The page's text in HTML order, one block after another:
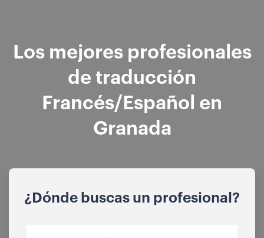
Los mejores profesionales
de traducción
Francés/Español en
Granada
¿Dónde buscas un profesional?